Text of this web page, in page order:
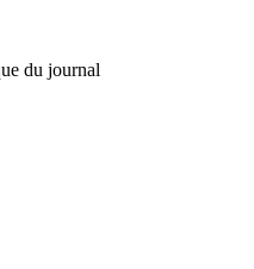
du journal